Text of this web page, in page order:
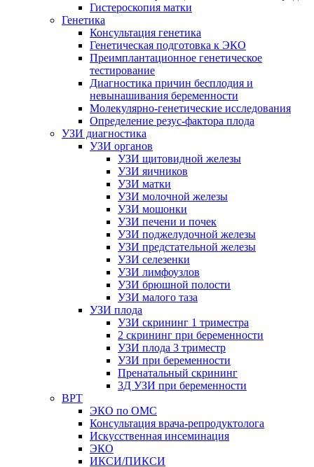
Гистероскопия матки
Генетика
Консультация генетика
Генетическая подготовка к ЭКО
Преимплантационное генетическое
тестирование
Диагностика причин бесплодия и
невынашивания беременности
Молекулярно-генетические исследования
Определение резус-фактора плода
УЗИ диагностика
УЗИ органов
УЗИ щитовидной железы
УЗИ яичников
УЗИ матки
УЗИ молочной железы
УЗИ мошонки
УЗИ печени и почек
УЗИ поджелудочной железы
УЗИ предстательной железы
УЗИ селезенки
УЗИ лимфоузлов
УЗИ брюшной полости
УЗИ малого таза
УЗИ плода
УЗИ скрининг 1 триместра
2 скрининг при беременности
УЗИ плода 3 триместр
УЗИ при беременности
Пренатальный скрининг
3Д УЗИ при беременности
ВРТ
ЭКО по ОМС
Консультация врача-репродуктолога
Искусственная инсеминация
ЭКО
ИКСИ/ПИКСИ